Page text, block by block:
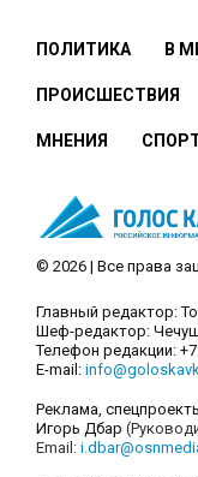
ПОЛИТИКА В
ПРОИСШЕСТВИЯ
МНЕНИЯ
© 2026 | Все права
Главный редактор:
Шеф-редактор:
Телефон редакции:
E-mail:
Реклама,
Игорь Дбар
Email: